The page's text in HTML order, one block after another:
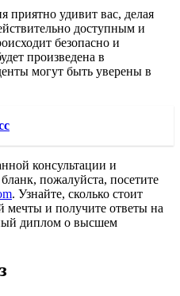
приятно удивит вас, делая
доступным и
безопасно и
произведена в
могут быть уверены в
консультации и
пожалуйста, посетите
. Узнайте, сколько стоит
мечты и получите ответы на
диплом о высшем